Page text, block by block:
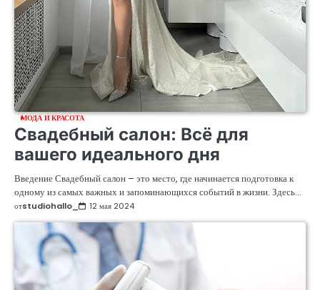
МОДА И КРАСОТА
Свадебный салон: Всё для
вашего идеального дня
Введение Свадебный салон – это место, где начинается подготовка к
одному из самых важных и запоминающихся событий в жизни. Здесь…
отstudiohallo_ 12 мая 2024